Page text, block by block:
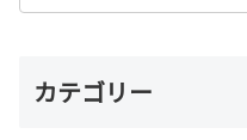
カテゴリー